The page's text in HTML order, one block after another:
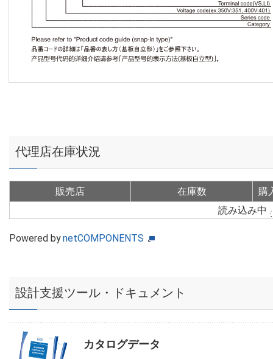
代理店在庫状況
販売店 在庫数
購
読み込み中
Powered bynetCOMPONENTS
設計支援ツール・ドキュメント
カタログデータ